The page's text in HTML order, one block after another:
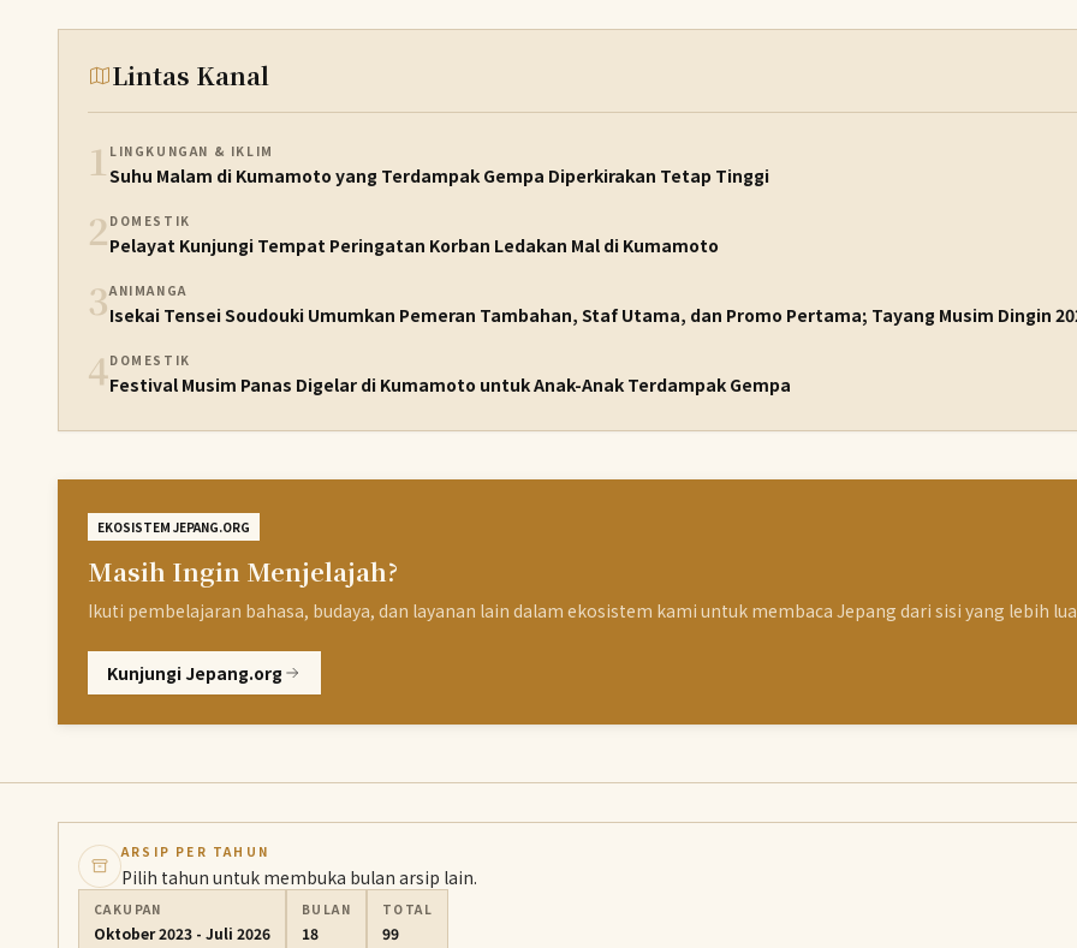
Lintas Kanal
1 LINGKUNGAN & IKLIM
Suhu Malam di Kumamoto yang Terdampak Gempa Diperkirakan Tetap Tinggi
2 DOMESTIK
Pelayat Kunjungi Tempat Peringatan Korban Ledakan Mal di Kumamoto
3ANIMANGA
Isekai Tensei Soudouki Umumkan Pemeran Tambahan, Staf Utama, dan Promo Pertama; Tayang Musim Dingin
4DOMESTIK
Festival Musim Panas Digelar di Kumamoto untuk Anak-Anak Terdampak Gempa
EKOSISTEM JEPANG.ORG
Masih Ingin Menjelajah?
Ikuti pembelajaran bahasa, budaya, dan layanan lain dalam ekosistem kami untuk membaca Jepang dari sisi yang lebih
Kunjungi Jepang.org
ARSIP PER TAHUN
Pilih tahun untuk membuka bulan arsip lain.
CAKUPAN
Oktober 2023 - Juli 2026
BULAN
18
TOTAL
99